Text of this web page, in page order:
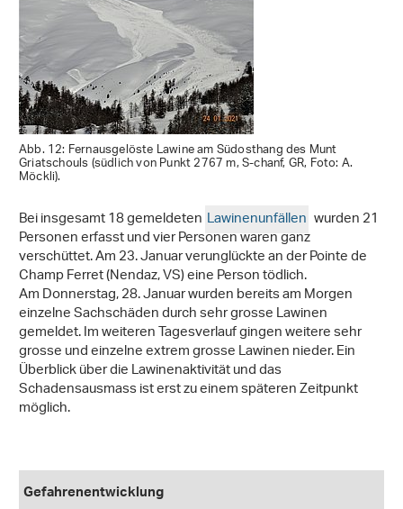
Abb. 12: Fernausgelöste Lawine am Südosthang des Munt
Griatschouls (südlich von Punkt 2767 m, S-chanf, GR, Foto: A.
Möckli).
Bei insgesamt 18 gemeldeten Lawinenunfällen wurden 21
Personen erfasst und vier Personen waren ganz
verschüttet. Am 23. Januar verunglückte an der Pointe de
Champ Ferret (Nendaz, VS) eine Person tödlich.
Am Donnerstag, 28. Januar wurden bereits am Morgen
einzelne Sachschäden durch sehr grosse Lawinen
gemeldet. Im weiteren Tagesverlauf gingen weitere sehr
grosse und einzelne extrem grosse Lawinen nieder. Ein
Überblick über die Lawinenaktivität und das
Schadensausmass ist erst zu einem späteren Zeitpunkt
möglich.
Gefahrenentwicklung